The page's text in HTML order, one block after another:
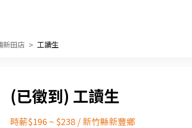
新田店 工讀生
工讀生
時薪$196 ~ $238/新竹縣新豐鄉